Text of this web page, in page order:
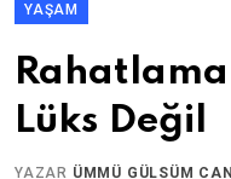
YAŞAM
Lüks Değil
YAZAR ÜMMÜ GÜLSÜM